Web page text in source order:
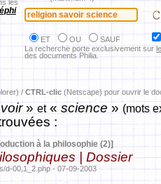
les
ET OU
SAUF
La recherche porte exclusivement sur
des documents Philia.
/ CTRL-clic (Netscape) pour ouvrir le
» et« science » (mots
:
à la philosophie (2)]
| Dossier
00,1_2.php - 07-09-2003